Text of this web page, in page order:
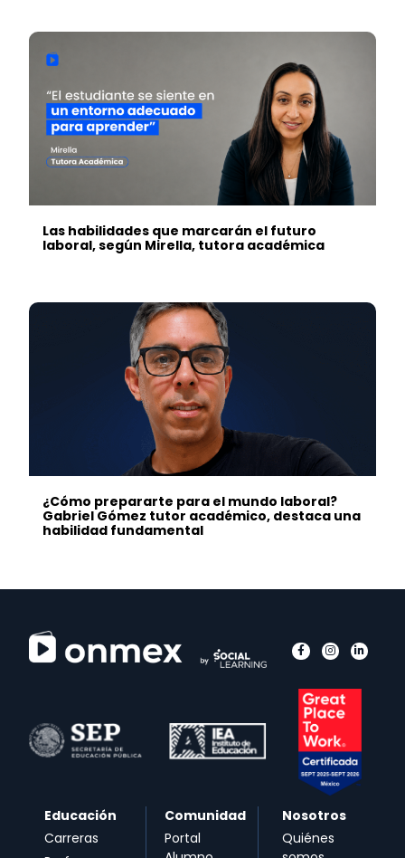
Las habilidades que marcarán el futuro
laboral, según Mirella, tutora académica
¿Cómo prepararte para el mundo laboral?
Gabriel Gómez tutor académico, destaca una
habilidad fundamental
Educación
Carreras
Comunidad
Portal
Nosotros
Quiénes